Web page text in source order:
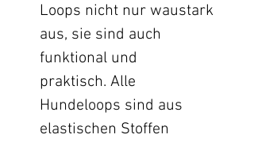
Loops nicht nur waustark
aus, sie sind auch
funktional und
praktisch. Alle
Hundeloops sind aus
elastischen Stoffen